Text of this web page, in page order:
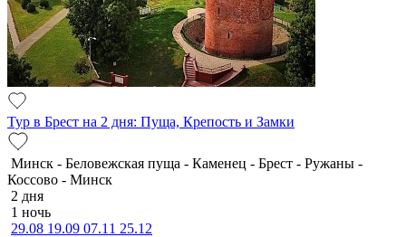
Тур в Брест на 2 дня: Пуща, Крепость и Замки
Минск - Беловежская пуща - Каменец - Брест - Ружаны -
Коссово - Минск
2 дня
1 ночь
29.08 19.09 07.11 25.12